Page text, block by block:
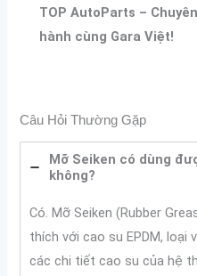
TOP AutoParts –
hành cùng Gara Việt!
Câu Hỏi Thường Gặp
Mỡ Seiken có dùng
không?
Có. Mỡ Seiken (Rubber
thích với cao su EPDM, loại
các chi tiết cao su của hệ